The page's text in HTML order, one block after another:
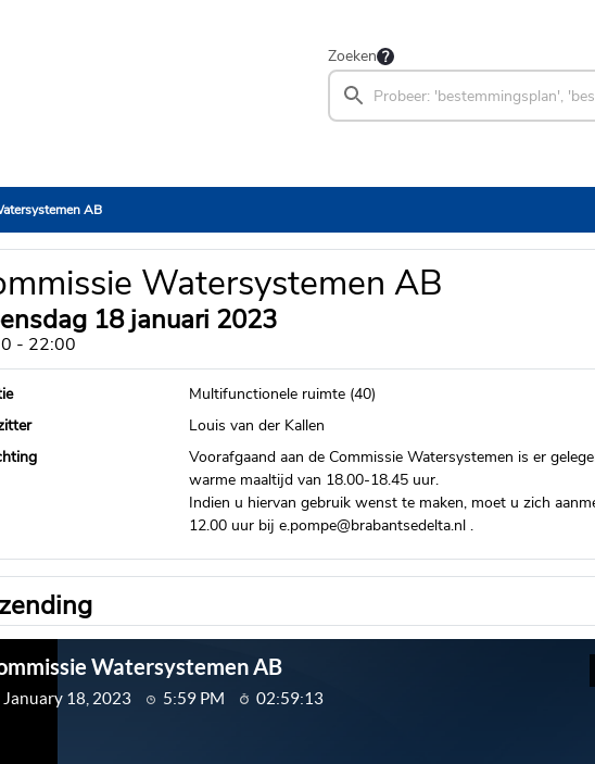
Zoeken
AB
Watersystemen AB
18 januari 2023
- 22:00
Multifunctionele ruimte (40)
Louis van der Kallen
Voorafgaand aan de Commissie Watersystemen is er
warme maaltijd van 18.00-18.45 uur.
Indien u hiervan gebruik wenst te maken, moet u zich
12.00 uur bij e.pompe@brabantsedelta.nl .